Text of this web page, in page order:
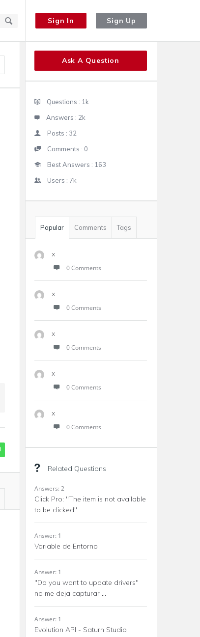
Sign In Sign Up
Sidebar
Ask A Question
Stats
Questions : 1k
Answers : 2k
Posts : 32
Comments : 0
Best Answers : 163
Users : 7k
Popular Comments Tags
x
0 Comments
x
0 Comments
x
0 Comments
x
0 Comments
x
0 Comments
Related Questions
Answers: 2
Click Pro: "The item is not available
to be clicked" ...
Answer: 1
Variable de Entorno
Answer: 1
"Do you want to update drivers"
no me deja capturar ...
Answer: 1
Evolution API - Saturn Studio